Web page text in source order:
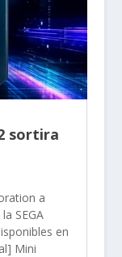
sortira
a
SEGA
en
Mini